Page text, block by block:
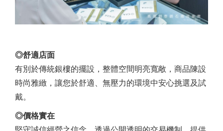
◎舒適店面
有別於傳統銀樓的擺設，整體空間明亮寬敞，商品陳設
時尚雅緻，讓您於舒適、無壓力的環境中安心挑選及試
戴。
◎價格實在